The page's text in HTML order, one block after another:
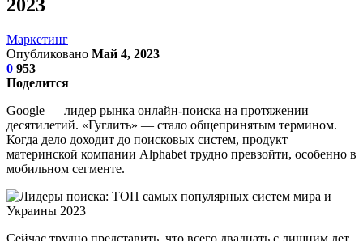
2023
Маркетинг
Опубликовано Май 4, 2023
0 953
Поделится
Google — лидер рынка онлайн-поиска на протяжении
десятилетий. «Гуглить» — стало общепринятым термином.
Когда дело доходит до поисковых систем, продукт
материнской компании Alphabet трудно превзойти, особенно в
мобильном сегменте.
Сейчас трудно представить, что всего двадцать с лишним лет